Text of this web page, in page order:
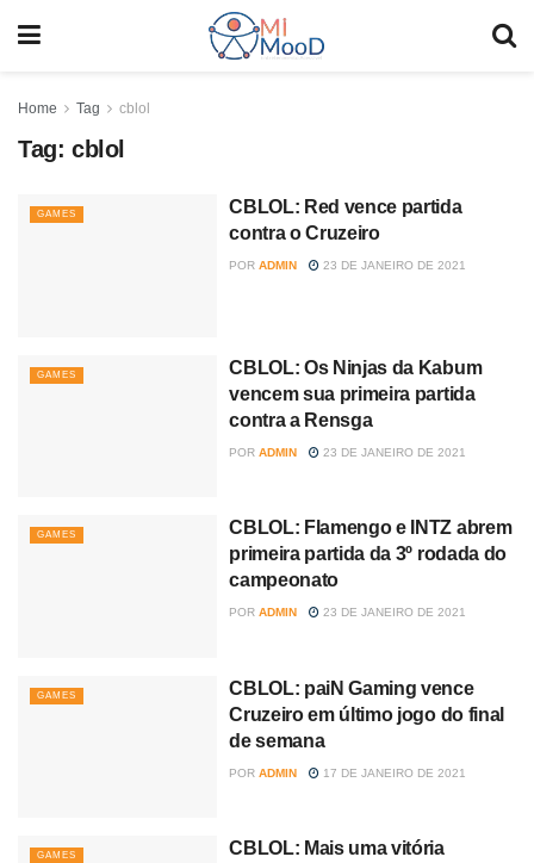
Home Tag cblol
Tag: cblol
GAMES
CBLOL: Red vence partida
contra o Cruzeiro
POR ADMIN 23 DE JANEIRO DE 2021
GAMES
CBLOL: Os Ninjas da Kabum
vencem sua primeira partida
contra a Rensga
POR ADMIN 23 DE JANEIRO DE 2021
GAMES
CBLOL: Flamengo e INTZ abrem
primeira partida da 3º rodada do
campeonato
POR ADMIN 23 DE JANEIRO DE 2021
GAMES
CBLOL: paiN Gaming vence
Cruzeiro em último jogo do final
de semana
POR ADMIN 17 DE JANEIRO DE 2021
GAMES
CBLOL: Mais uma vitória